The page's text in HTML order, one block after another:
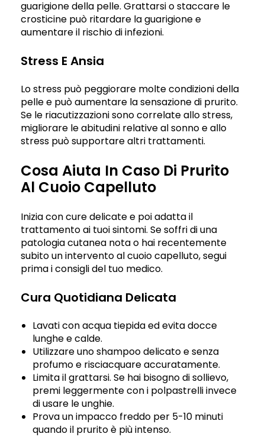
guarigione della pelle. Grattarsi o staccare le
crosticine può ritardare la guarigione e
aumentare il rischio di infezioni.
Stress E Ansia
Lo stress può peggiorare molte condizioni della
pelle e può aumentare la sensazione di prurito.
Se le riacutizzazioni sono correlate allo stress,
migliorare le abitudini relative al sonno e allo
stress può supportare altri trattamenti.
Cosa Aiuta In Caso Di Prurito
Al Cuoio Capelluto
Inizia con cure delicate e poi adatta il
trattamento ai tuoi sintomi. Se soffri di una
patologia cutanea nota o hai recentemente
subito un intervento al cuoio capelluto, segui
prima i consigli del tuo medico.
Cura Quotidiana Delicata
Lavati con acqua tiepida ed evita docce
lunghe e calde.
Utilizzare uno shampoo delicato e senza
profumo e risciacquare accuratamente.
Limita il grattarsi. Se hai bisogno di sollievo,
premi leggermente con i polpastrelli invece
di usare le unghie.
Prova un impacco freddo per 5-10 minuti
quando il prurito è più intenso.